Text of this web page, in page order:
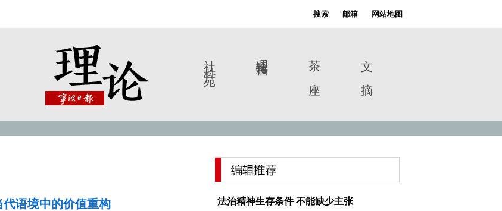
搜索 邮箱 网站地图
社科苑 茶 座 文 摘
语境中的价值重构 法治精神生存条件 不能缺少主张